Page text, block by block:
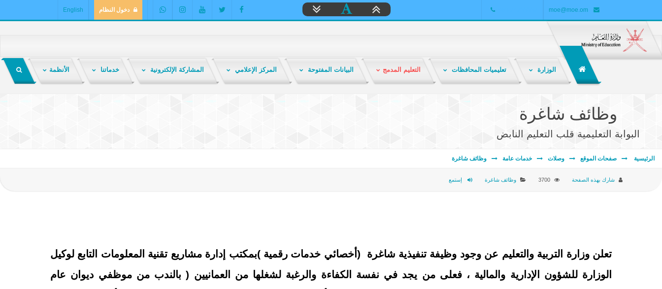
moe@moe.om
+968 24255552 دخول النظام English
الوزارة تعليميات المحافظات التعليم المدمج البيانات المفتوحة المركز الإعلامي المشاركة الإلكترونية خدماتنا الأنظمة
وظائف شاغرة
البوابة التعليمية قلب التعليم النابض
الرئيسية صفحات الموقع وصلات خدمات عامة وظائف شاغرة
شارك بهذه الصفحة 3700 وظائف شاغرة إستمع
تعلن وزارة التربية والتعليم عن وجود وظيفة تنفيذية شاغرة (أخصائي خدمات رقمية )بمكتب إدارة مشاريع تقنية المعلومات التابع لوكيل
الوزارة للشؤون الإدارية والمالية ، فعلى من يجد في نفسة الكفاءة والرغبة لشغلها من العمانيين ( بالندب من موظفي ديوان عام